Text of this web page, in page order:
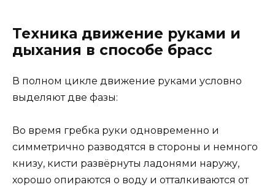
Техника движение руками и
дыхания в способе брасс
В полном цикле движение руками условно
выделяют две фазы:
Во время гребка руки одновременно и
симметрично разводятся в стороны и немного
книзу, кисти развёрнуты ладонями наружу,
хорошо опираются о воду и отталкиваются от